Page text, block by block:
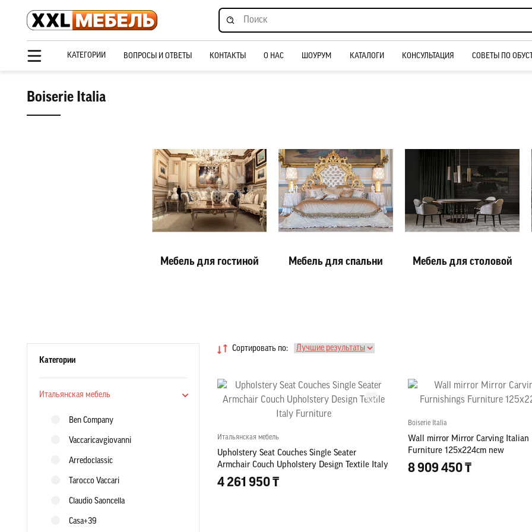
КАТЕГОРИИ ВОПРОСЫ И ОТВЕТЫ КОНТАКТЫ О НАС ШОУРУМ КАТАЛОГИ КОНСУЛЬТАЦИЯ СОВЕТЫ ПО
Boiserie Italia
Мебель для гостиной Мебель для спальни Мебель для столовой
Категории
Итальянская мебель
Ben Company
Vaccaricavgiovanni
Arredoclassic
Tarocco Vaccari
Claudio Saoncella
Casa+39
Сортировать по:
Итальянская мебель
Upholstery Seat Couches Single Seater
Armchair Couch Upholstery Design Textile Italy
Furniture
4 261 950 ₸
Boiserie Italia
Wall mirror Mirror Carving Italian
Furniture 125x224cm new
8 909 450 ₸